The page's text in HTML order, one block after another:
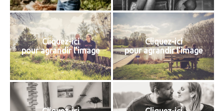
Cliquez-ici
pour agrandir l'image
Cliquez-ici
pour agrandir l'image